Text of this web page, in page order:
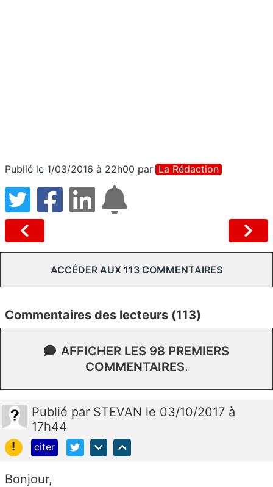
Publié le 1/03/2016 à 22h00 par La Rédaction
ACCÉDER AUX 113 COMMENTAIRES
Commentaires des lecteurs (113)
AFFICHER LES 98 PREMIERS
COMMENTAIRES.
Publié par STEVAN le 03/10/2017 à
17h44
!
citer
Bonjour,